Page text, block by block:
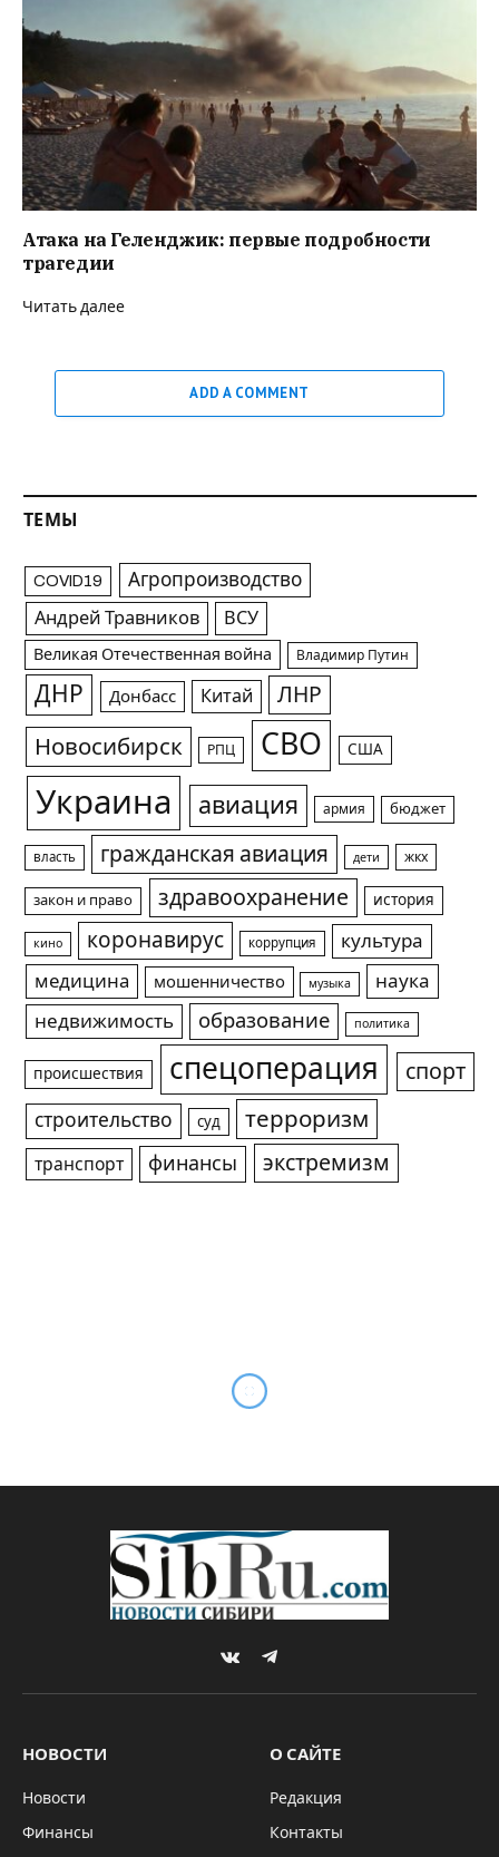
Атака на Геленджик: первые подробности
трагедии
Читать далее
ADD A COMMENT
ТЕМЫ
COVID19 Агропроизводство
Андрей Травников ВСУ
Великая Отечественная война Владимир Путин
ДНР Донбасс Китай ЛНР
Новосибирск РПЦ СВО США
Украина авиация армия бюджет
власть гражданская авиация дети жкх
закон и право здравоохранение история
кино коронавирус коррупция
культура
медицина
мошенничество музыка
наука
недвижимость
образование политика
происшествия спецоперация спорт
строительство суд терроризм
транспорт финансы экстремизм
VKontakteTelegram
НОВОСТИ
Новости
Финансы
О САЙТЕ
Редакция
Контакты